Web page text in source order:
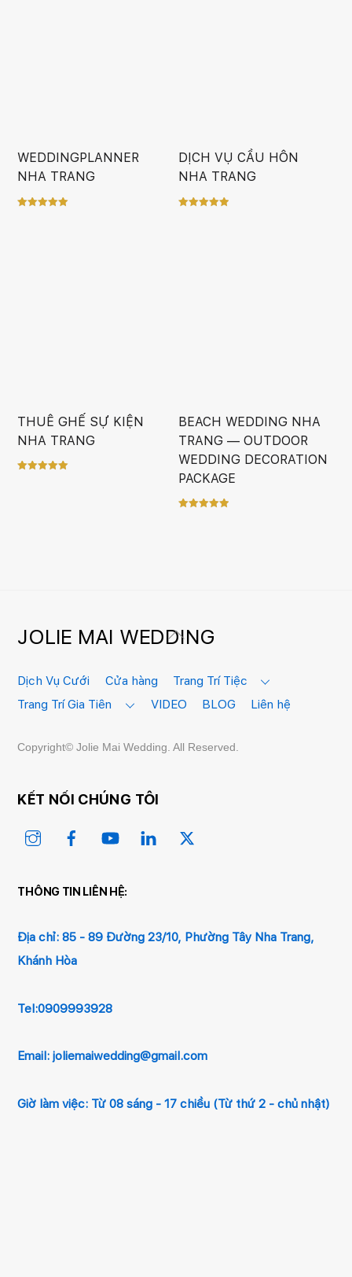
WEDDINGPLANNER
NHA TRANG
DỊCH VỤ CẦU HÔN
NHA TRANG
THUÊ GHẾ SỰ KIỆN
NHA TRANG
BEACH WEDDING NHA
TRANG — OUTDOOR
WEDDING DECORATION
PACKAGE
Back
Top
JOLIE MAI WEDDING
Dịch Vụ Cưới Cửa hàng
Trang Trí Tiệc
Trang Trí Gia Tiên
VIDEO BLOG Liên hệ
Copyright© Jolie Mai Wedding. All Reserved.
KẾT NỐI CHÚNG TÔI
InstagramFacebookYouTube Linked
THÔNG TIN LIÊN HỆ:
Địa chỉ: 85 - 89 Đường 23/10, Phường Tây Nha Trang,
Khánh Hòa
Tel:0909993928
Email: joliemaiwedding@gmail.com
Giờ làm việc: Từ 08 sáng - 17 chiều (Từ thứ 2 - chủ nhật)